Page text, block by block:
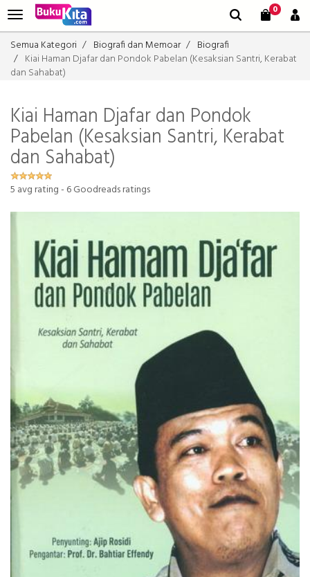
0
Semua Kategori Biografi dan Memoar
Biografi
Kiai Haman Djafar dan Pondok Pabelan (Kesaksian Santri, Kerabat
dan Sahabat)
Kiai Haman Djafar dan Pondok
Pabelan (Kesaksian Santri, Kerabat
dan Sahabat)
5 avg rating - 6Goodreads ratings